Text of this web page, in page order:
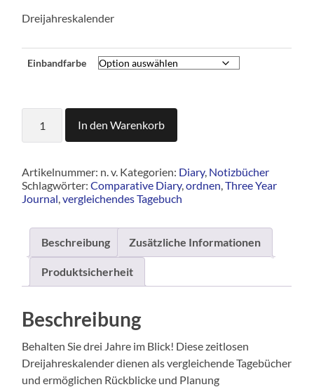
Dreijahreskalender
Einbandfarbe
Dreijahreskalender
Menge
In den Warenkorb
Artikelnummer: n. v. Kategorien: Diary, Notizbücher
Schlagwörter:Comparative Diary,ordnen,Three Year
Journal,vergleichendes Tagebuch
Beschreibung Zusätzliche Informationen
Produktsicherheit
Beschreibung
Behalten Sie drei Jahre im Blick! Diese zeitlosen
Dreijahreskalender dienen als vergleichende Tagebücher
und ermöglichen Rückblicke und Planung